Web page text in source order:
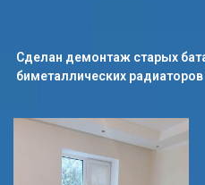
Сделан демонтаж старых
биметаллических